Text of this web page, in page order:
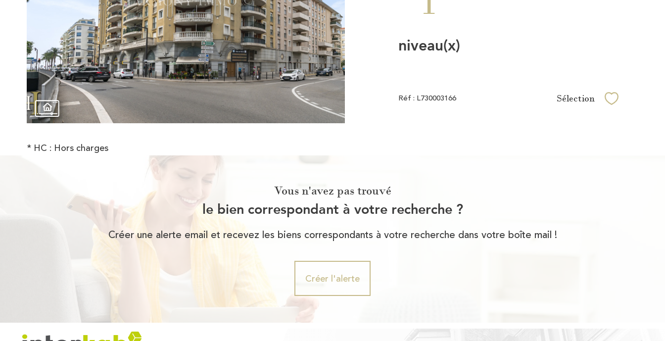
bien
niveau(x)
Réf : L730003166 Sélection Sélectionner
* HC : Hors charges
Vous n'avez pas trouvé
le bien correspondant à votre recherche ?
Créer une alerte email et recevez les biens correspondants à votre recherche dans votre boîte mail !
Créer l'alerte